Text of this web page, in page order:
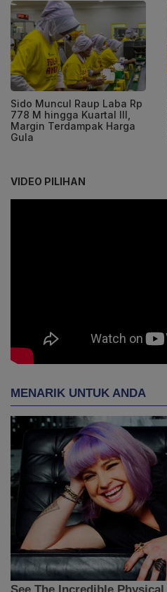
Sido Muncul Raup Laba Rp
778 M hingga Kuartal III,
Margin Terdampak Harga
Gula
VIDEO PILIHAN